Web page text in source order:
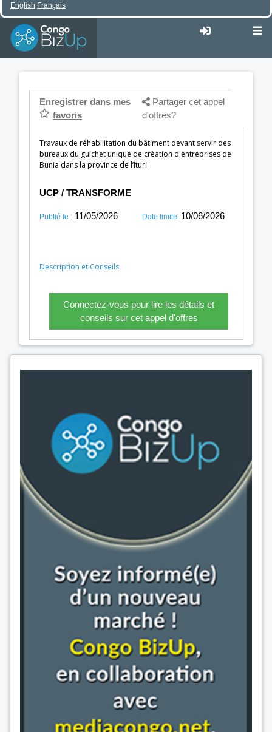
English Français
Enregistrer dans mes
favoris
Partager cet appel
d'offres?
Travaux de réhabilitation du bâtiment devant servir des
bureaux du guichet unique de création d'entreprises de
Bunia dans la province de l’Ituri
UCP / TRANSFORME
Publié le : 11/05/2026 Date limite :10/06/2026
Description et Conseils
Connectez-vous pour lire les détails et
conseils sur cet appel d'offres